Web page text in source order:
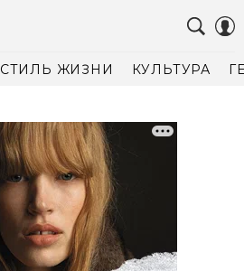
СТИЛЬ ЖИЗНИ КУЛЬТУРА